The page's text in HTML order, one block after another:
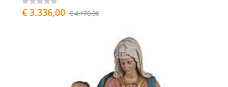
€ 3.336,00 € 4.170,00